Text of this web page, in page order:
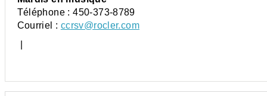
Téléphone :450-373-8789
Courriel : ccrsv@rocler.com